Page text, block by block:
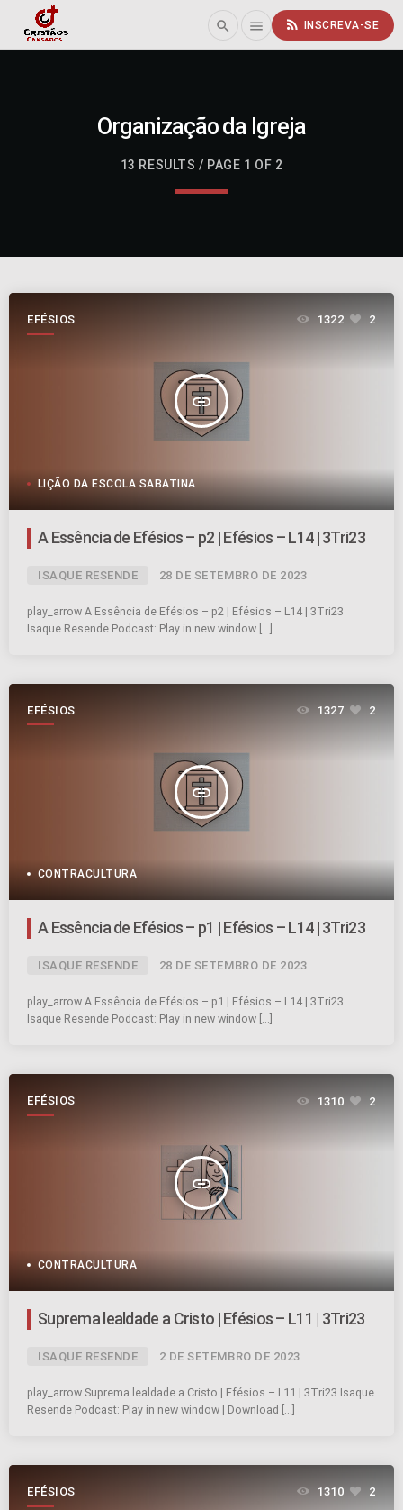
search menu rss_feed INSCREVA-SE
Organização da Igreja
13 RESULTS / PAGE 1 OF 2
EFÉSIOS
insert_link
1322 2
LIÇÃO DA ESCOLA SABATINA
A Essência de Efésios – p2 | Efésios – L14 | 3Tri23
ISAQUE RESENDE 28 DE SETEMBRO DE 2023
play_arrow A Essência de Efésios – p2 | Efésios – L14 | 3Tri23
Isaque Resende Podcast: Play in new window […]
EFÉSIOS
insert_link
1327 2
CONTRACULTURA
A Essência de Efésios – p1 | Efésios – L14 | 3Tri23
ISAQUE RESENDE 28 DE SETEMBRO DE 2023
play_arrow A Essência de Efésios – p1 | Efésios – L14 | 3Tri23
Isaque Resende Podcast: Play in new window […]
EFÉSIOS
insert_link
1310 2
CONTRACULTURA
Suprema lealdade a Cristo | Efésios – L11 | 3Tri23
ISAQUE RESENDE 2 DE SETEMBRO DE 2023
play_arrow Suprema lealdade a Cristo | Efésios – L11 | 3Tri23 Isaque
Resende Podcast: Play in new window | Download […]
EFÉSIOS 1310 2